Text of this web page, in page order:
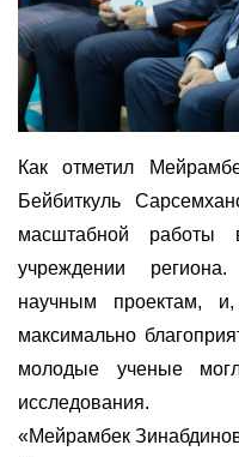
Как отметил
Бейбиткуль
масштабной работы
учреждении
научным проектам,
максимально
молодые ученые
исследования.
«Мейрамбек